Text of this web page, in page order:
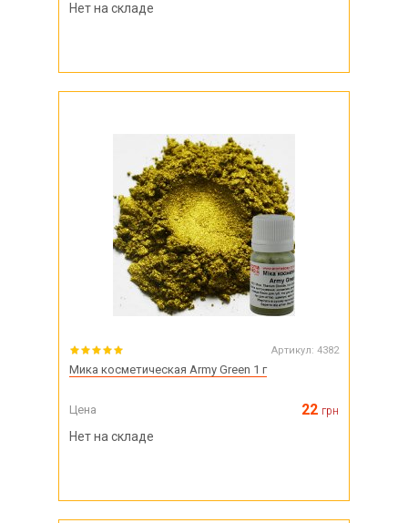
Нет на складе
Артикул: 4382
Мика косметическая Army Green 1 г
Цена 22 грн
Нет на складе